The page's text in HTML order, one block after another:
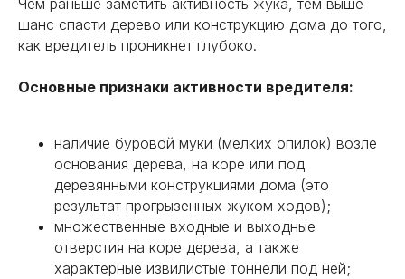
Чем раньше заметить активность жука, тем выше
шанс спасти дерево или конструкцию дома до того,
как вредитель проникнет глубоко.
Основные признаки активности вредителя:
наличие буровой муки (мелких опилок) возле
основания дерева, на коре или под
деревянными конструкциями дома (это
результат прогрызенных жуком ходов);
множественные входные и выходные
отверстия на коре дерева, а также
характерные извилистые тоннели под ней;